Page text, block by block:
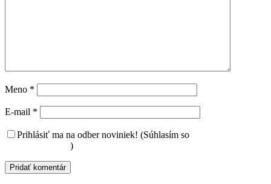
Meno *
E-mail *
Prihlásiť ma na odber noviniek! (Súhlasím so
)